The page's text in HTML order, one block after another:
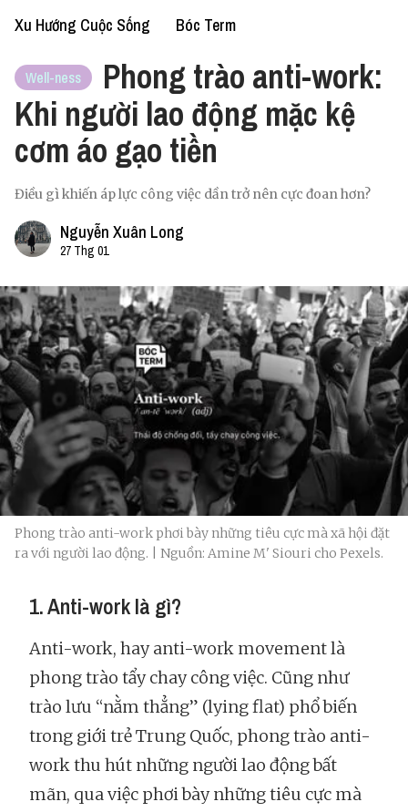
Xu Hướng Cuộc Sống Bóc Term
Well-ness
Phong trào anti-work:
Khi người lao động mặc kệ
cơm áo gạo tiền
Điều gì khiến áp lực công việc dần trở nên cực đoan hơn?
Nguyễn Xuân Long
27 Thg 01
Phong trào anti-work phơi bày những tiêu cực mà xã hội đặt
ra với người lao động. | Nguồn: Amine M' Siouri cho Pexels.
1. Anti-work là gì?
Anti-work, hay anti-work movement là
phong trào tẩy chay công việc. Cũng như
trào lưu “nằm thẳng” (lying flat) phổ biến
trong giới trẻ Trung Quốc, phong trào anti-
work thu hút những người lao động bất
mãn, qua việc phơi bày những tiêu cực mà